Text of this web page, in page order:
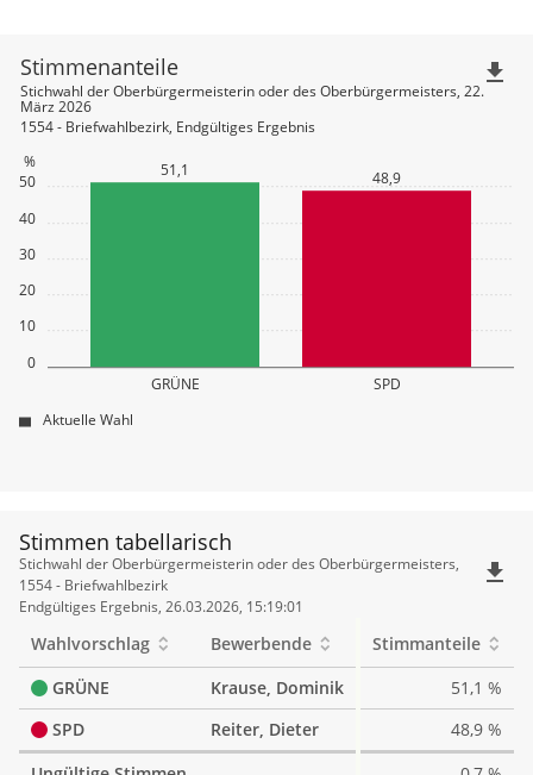
0
10
20
30
40
50
%
GRÜNE SPD
51,1 48,9
Stimmenanteile
Stichwahl der Oberbürgermeisterin oder des Oberbürgermeisters, 22.
März 2026
1554 - Briefwahlbezirk, Endgültiges Ergebnis
Aktuelle Wahl
file_download
Stimmen tabellarisch
Stimmen
tabellarisch
Stichwahl der Oberbürgermeisterin oder des Oberbürgermeisters,
1554 - Briefwahlbezirk
Endgültiges Ergebnis, 26.03.2026, 15:19:01
file_download
Wahlvorschlag Bewerbende
Stimmanteile
GRÜNE
Krause, Dominik
51,1 %
SPD
Reiter, Dieter
48,9 %